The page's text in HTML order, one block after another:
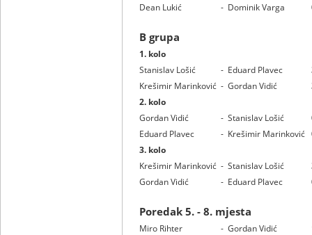
Dean Lukić
- Dominik Varga
B grupa
1. kolo
Stanislav Lošić
- Eduard Plavec
Krešimir Marinković - Gordan Vidić
2. kolo
Gordan Vidić
- Stanislav Lošić
Eduard Plavec
- Krešimir Marinković
3. kolo
Krešimir Marinković - Stanislav Lošić
Gordan Vidić
- Eduard Plavec
Poredak 5. - 8. mjesta
Miro Rihter - Gordan Vidić